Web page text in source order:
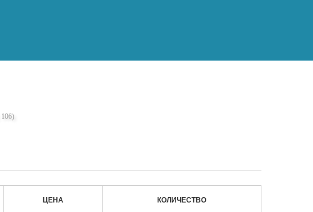
106)
ЦЕНА КОЛИЧЕСТВО